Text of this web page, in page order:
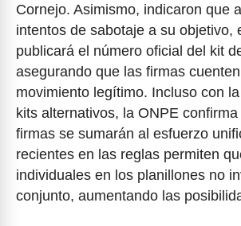
Cornejo. Asimismo, indicaron que
intentos de sabotaje a su objetivo,
publicará el número oficial del kit
asegurando que las firmas
movimiento legítimo. Incluso con
kits alternativos, la ONPE
firmas se sumarán al esfuerzo
recientes en las reglas permiten
individuales en los planillones no
conjunto, aumentando las